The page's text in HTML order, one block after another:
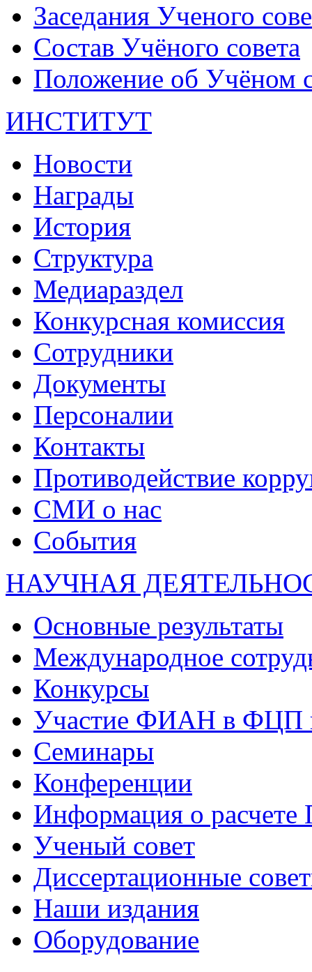
Заседания Ученого
Состав Учёного совета
Положение об Учёном
ИНСТИТУТ
Новости
Награды
История
Структура
Медиараздел
Конкурсная комиссия
Сотрудники
Документы
Персоналии
Контакты
Противодействие
СМИ о нас
События
НАУЧНАЯ
Основные результаты
Международное
Конкурсы
Участие ФИАН в ФЦП
Семинары
Конференции
Информация о
Ученый совет
Диссертационные
Наши издания
Оборудование